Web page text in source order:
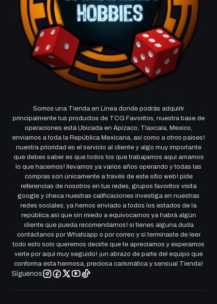
Somos una Tienda en Linea donde podrás adquirir
principalmente tus productos de TCG Favoritos, nuestra base de
operaciones está Ubicada en Apizaco, Tlaxcala, Mexico,
enviamos a toda la República Mexicana, así como a otros países!
nuestra prioridad es el servicio al cliente y algo muy importante
que debes saber es que todos los que trabajamos aquí amamos
lo que hacemos! llevamos ya varios años operando y todas las
compras son únicamente a través de este sitio web! pide
referencias de nosotros en tus redes, grupos favoritos visita
google y checa nuestras calificaciones investiga en nuestras
redes sociales, ya hemos enviado a todos los estados de la
república así que sin miedo a equivocarnos ya habrá algún
cliente que pueda recomendarnos! si tienes alguna duda
contáctanos por Whatsapp o por correo y si terminaste de leer
todo esto solo queremos decirte que te apreciamos y esperamos
verte por aqui muy seguido! ¡un abrazo de parte del equipo que
conforma esta hermosa, preciosa carismática y sensual Tienda!
Síguenos